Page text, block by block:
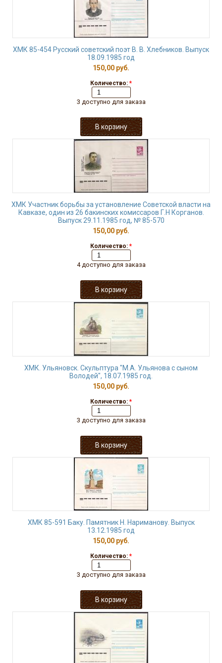
ХМК 85-454 Русский советский поэт В. В. Хлебников. Выпуск
18.09.1985 год
150,00 руб.
Количество: *
3 доступно для заказа
ХМК Участник борьбы за установление Советской власти на
Кавказе, один из 26 бакинских комиссаров Г.Н Корганов.
Выпуск 29.11.1985 год, № 85-570
150,00 руб.
Количество: *
4 доступно для заказа
ХМК. Ульяновск. Скульптура "М.А. Ульянова с сыном
Володей", 18.07.1985 год.
150,00 руб.
Количество: *
3 доступно для заказа
ХМК 85-591 Баку. Памятник Н. Нариманову. Выпуск
13.12.1985 год
150,00 руб.
Количество: *
3 доступно для заказа